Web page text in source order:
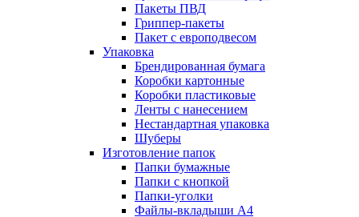
Пакеты ПВД
Гриппер-пакеты
Пакет с европодвесом
Упаковка
Брендированная бумага
Коробки картонные
Коробки пластиковые
Ленты с нанесением
Нестандартная упаковка
Шуберы
Изготовление папок
Папки бумажные
Папки с кнопкой
Папки-уголки
Файлы-вкладыши А4